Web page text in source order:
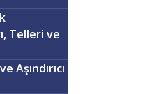
Telleri ve
Aşındırıcı